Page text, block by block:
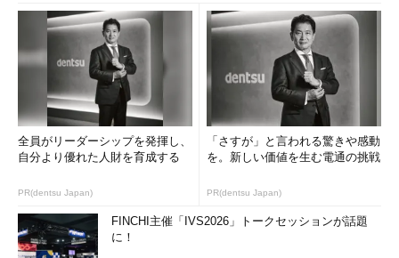
Windows 7の［ディスクの書き込み］ウィザード
の画面
ディスクのタイトルや書き込み形式を選択する。
（1） ディスクのタイトルを入力する。デフォル
トでは日付がタイトルとして入力されているの
（2）
いわゆるUDF方式のパケットライトで書
きや削除が可能となる。
（3）互換性の高いデータ書き込み形式。CD／
DVD-R上の個別のファイルを削除するなどはでき
全員がリーダーシップを発揮し、
自分より優れた人財を育成する
PR(dentsu Japan)
「さすが」と言われる驚きや感動
を。新しい価値を生む電通の挑戦
PR(dentsu Japan)
FINCHI主催「IVS2026」トークセッションが話題
に！